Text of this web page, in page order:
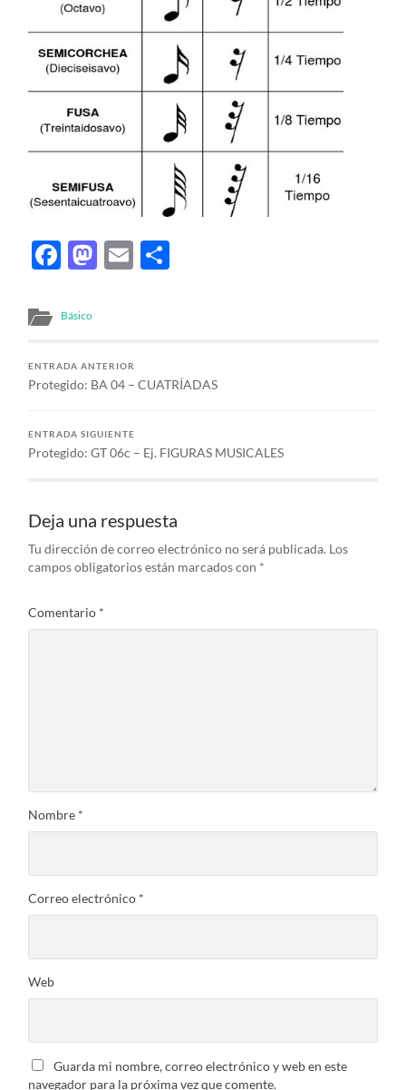
Facebook
Mastodon
Email
Básico
ENTRADA ANTERIOR
Protegido: BA 04 – CUATRÍADAS
ENTRADA SIGUIENTE
Protegido: GT 06c – Ej. FIGURAS MUSICALES
Deja una respuesta
Tu dirección de correo electrónico no será publicada. Los
campos obligatorios están marcados con *
Comentario *
Nombre *
Correo electrónico *
Web
Guarda mi nombre, correo electrónico y web en este
navegador para la próxima vez que comente.